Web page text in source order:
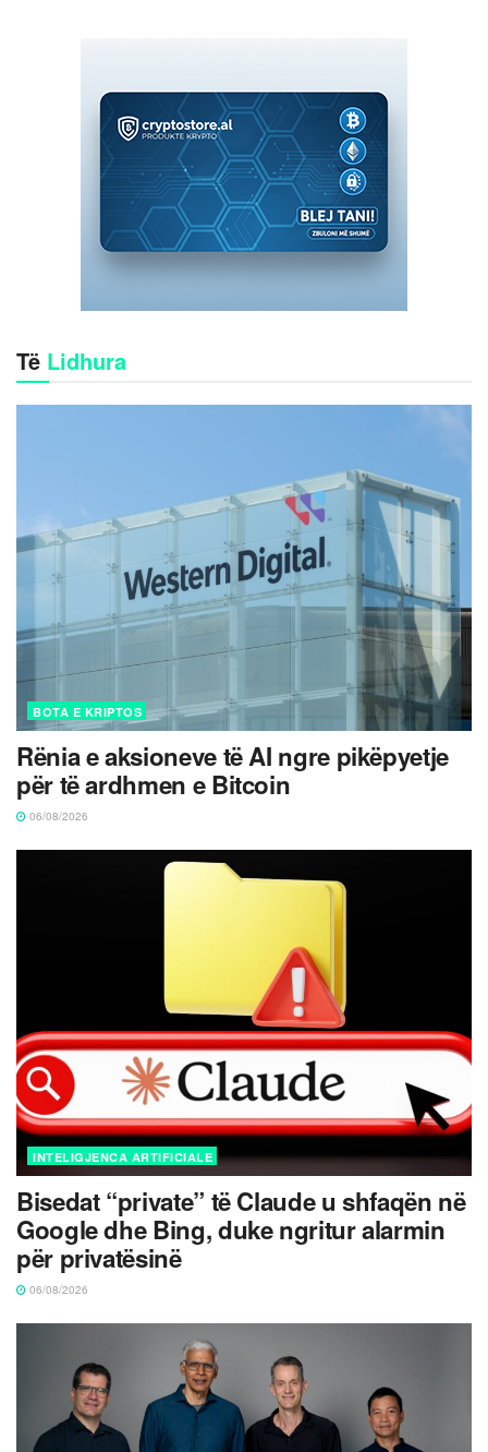
Të Lidhura
BOTA E KRIPTOS
Rënia e aksioneve të AI ngre pikëpyetje
për të ardhmen e Bitcoin
06/08/2026
INTELIGJENCA ARTIFICIALE
Bisedat “private” të Claude u shfaqën në
Google dhe Bing, duke ngritur alarmin
për privatësinë
06/08/2026